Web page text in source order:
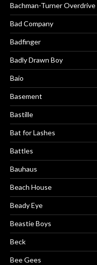
Bachman-Turner Overdrive
Bad Company
Badfinger
Badly Drawn Boy
Baio
Basement
Bastille
Bat for Lashes
Battles
Bauhaus
Beach House
Beady Eye
Beastie Boys
Beck
Bee Gees